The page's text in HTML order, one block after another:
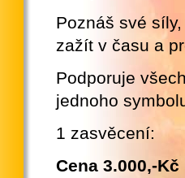
Poznáš své
zažít v času a
Podporuje
jednoho
1 zasvěcení:
Cena 3.000,-Kč